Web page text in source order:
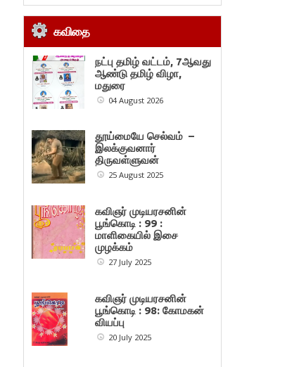
கவிதை
நட்பு தமிழ் வட்டம், 7ஆவது
ஆண்டு தமிழ் விழா,
மதுரை
04 August 2026
தூய்மையே செல்வம் –
இலக்குவனார்
திருவள்ளுவன்
25 August 2025
கவிஞர் முடியரசனின்
பூங்கொடி : 99 :
மாளிகையில் இசை
முழக்கம்
27 July 2025
கவிஞர் முடியரசனின்
பூங்கொடி : 98: கோமகன்
வியப்பு
20 July 2025